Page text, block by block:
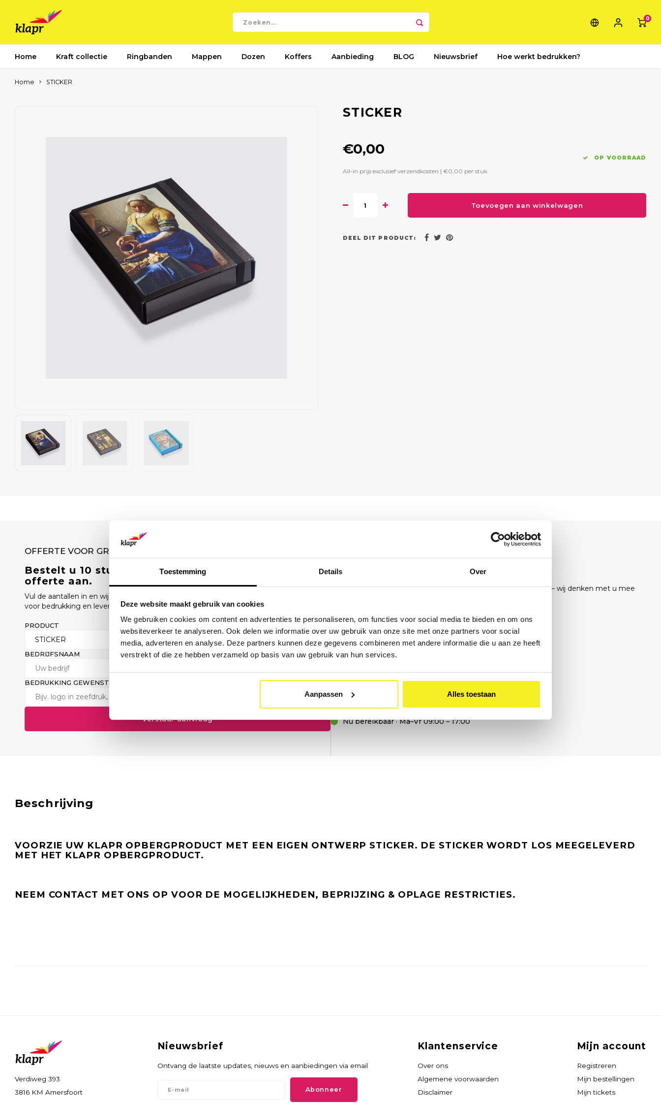
Toestemming Details Over
Deze website maakt gebruik van cookies
We gebruiken cookies om content en advertenties te personaliseren, om functies voor social media te bieden en om ons
websiteverkeer te analyseren. Ook delen we informatie over uw gebruik van onze site met onze partners voor social
media, adverteren en analyse. Deze partners kunnen deze gegevens combineren met andere informatie die u aan ze heeft
verstrekt of die ze hebben verzameld op basis van uw gebruik van hun services.
Aanpassen Alles toestaan
0
Home Kraft collectie Ringbanden Mappen Dozen Koffers Aanbieding BLOG Nieuwsbrief Hoe werkt bedrukken?
Home STICKER
STICKER
€0,00
All-in prijs exclusief verzendkosten | €0,00 per stuk
OP VOORRAAD
Toevoegen aan winkelwagen
DEEL DIT PRODUCT:
OFFERTE VOOR GROTE AANTALLEN
Bestelt u 10 stuks of meer? Vraag een scherpe
offerte aan.
Vul de aantallen in en wij sturen u binnen 1 werkdag een offerte op maat, inclusief opties
voor bedrukking en levertijd.
PRODUCT
BEDRIJFSNAAM ZAKELIJK E-MAIL
BEDRUKKING GEWENST? (OPTIONEEL)
Verstuur aanvraag
Onze B2B-adviseur staat klaar.
Geen tijd voor een formulier? Bel, mail of stuur ons een bericht — wij denken met u mee
(0)6 21 69 36 88
Nu bereikbaar · Ma–Vr 09:00 – 17:00
Beschrijving
VOORZIE UW KLAPR OPBERGPRODUCT MET EEN EIGEN ONTWERP STICKER. DE STICKER WORDT LOS MEEGELEVERD
MET HET KLAPR OPBERGPRODUCT.
NEEM CONTACT MET ONS OP VOOR DE MOGELIJKHEDEN, BEPRIJZING & OPLAGE RESTRICTIES.
Verdiweg 393
3816 KM Amersfoort
Nieuwsbrief
Ontvang de laatste updates, nieuws en aanbiedingen via email
Abonneer
Klantenservice
Over ons
Algemene voorwaarden
Disclaimer
Mijn account
Registreren
Mijn bestellingen
Mijn tickets